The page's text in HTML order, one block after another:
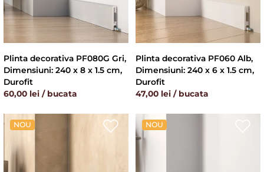
Plinta decorativa PF080G Gri,
Dimensiuni: 240 x 8 x 1.5 cm,
Durofit
60,00 lei / bucata
Plinta decorativa PF060 Alb,
Dimensiuni: 240 x 6 x 1.5 cm,
Durofit
47,00 lei / bucata
NOU NOU